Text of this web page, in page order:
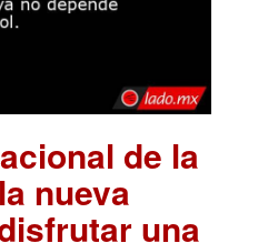
de la
nueva
una